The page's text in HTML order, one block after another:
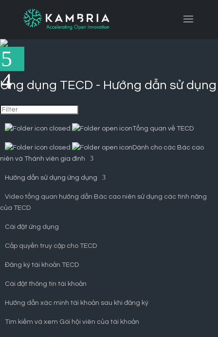
Ứng dụng TECD - Hướng dẫn sử dụng
Tổng quan về TECD
Dành cho các Bác cao
niên và Thành viên gia đình
Hướng dẫn sử dụng ứng dụng
Video tổng quan hướng dẫn Bác cao niên sử dụng các tính năng
của TECD
Cài đặt ứng dụng
Cấp quyền truy cập cho TECD
Đăng ký tài khoản TECD
Cài đặt thông tin tài khoản
Hướng dẫn xác minh tài khoản sau khi đăng ký
Tìm kiếm và xem Gói hội viên của tài khoản